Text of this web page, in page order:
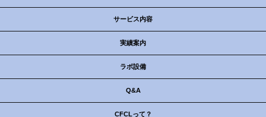
サービス内容
実績案内
ラボ設備
Q&A
CFCLって？